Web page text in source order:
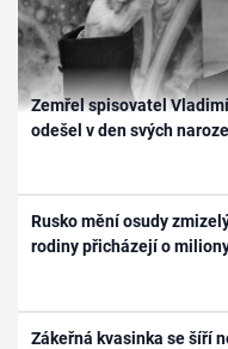
Zemřel spisovatel
odešel v den svých
Rusko mění osudy
rodiny přicházejí o
Zákeřná kvasinka se šíří